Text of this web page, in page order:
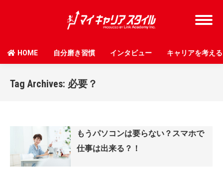
HOME 自分磨き習慣 インタビュー キャリアを考える
Tag Archives: 必要？
もうパソコンは要らない？スマホで
仕事は出来る？！